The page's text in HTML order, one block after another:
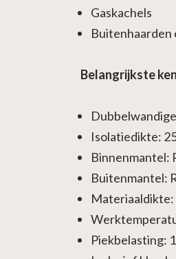
Gaskachels
Buitenhaarden
Belangrijkste
Isolatiedikte:
Binnenmantel:
Buitenmantel:
Materiaaldikte:
Piekbelasting: